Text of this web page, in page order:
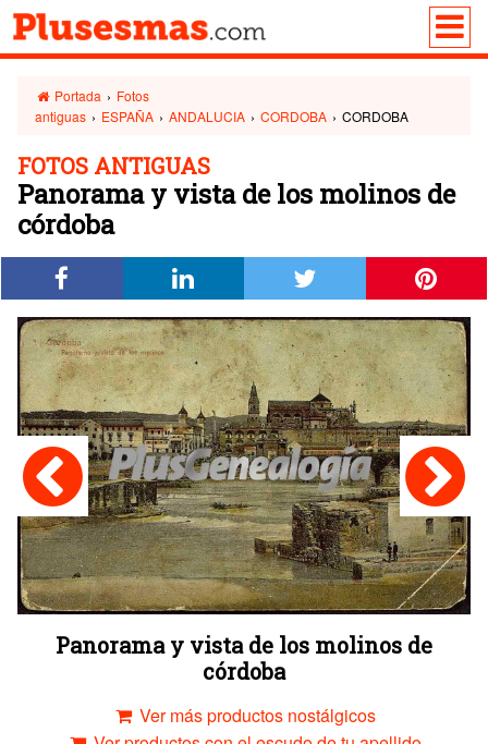
Portada › Fotos
antiguas › ESPAÑA › ANDALUCIA › CORDOBA › CORDOBA
FOTOS ANTIGUAS
Panorama y vista de los molinos de
córdoba
Panorama y vista de los molinos de
córdoba
Ver más productos nostálgicos